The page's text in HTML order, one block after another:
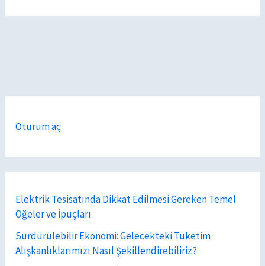
Oturum aç
Elektrik Tesisatında Dikkat Edilmesi Gereken Temel
Öğeler ve İpuçları
Sürdürülebilir Ekonomi: Gelecekteki Tüketim
Alışkanlıklarımızı Nasıl Şekillendirebiliriz?